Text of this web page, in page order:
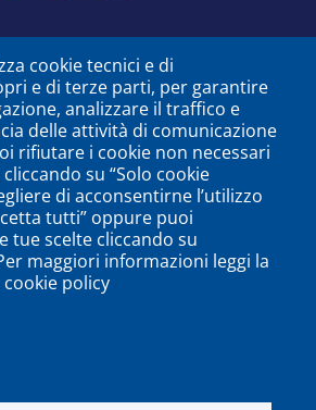
cookie tecnici e di
e di terze parti, per garantire
analizzare il traffico e
delle attività di comunicazione
rifiutare i cookie non necessari
su “Solo cookie
di acconsentirne l’utilizzo
tutti” oppure puoi
tue scelte cliccando su
maggiori informazioni leggi la
policy